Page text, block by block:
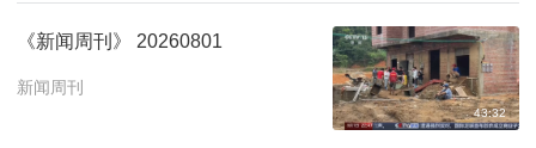
《新闻周刊》 20260801
新闻周刊
43:32